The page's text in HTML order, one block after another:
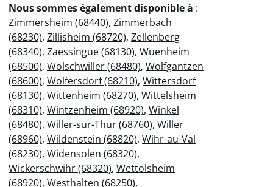
Nous sommes également disponible à :
Zimmersheim (68440), Zimmerbach
(68230), Zillisheim (68720), Zellenberg
(68340), Zaessingue (68130), Wuenheim
(68500), Wolschwiller (68480), Wolfgantzen
(68600), Wolfersdorf (68210), Wittersdorf
(68130), Wittenheim (68270), Wittelsheim
(68310), Wintzenheim (68920), Winkel
(68480), Willer-sur-Thur (68760), Willer
(68960), Wildenstein (68820), Wihr-au-Val
(68230), Widensolen (68320),
Wickerschwihr (68320), Wettolsheim
(68920), Westhalten (68250),